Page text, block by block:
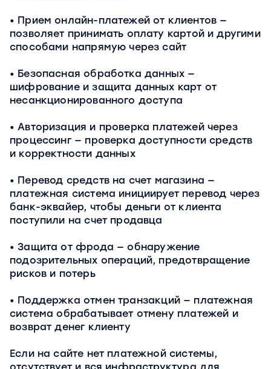
Прием онлайн-платежей от клиентов —
позволяет принимать оплату картой и другими
способами напрямую через сайт
Безопасная обработка данных —
шифрование и защита данных карт от
несанкционированного доступа
Авторизация и проверка платежей через
процессинг — проверка доступности средств
и корректности данных
Перевод средств на счет магазина —
платежная система инициирует перевод через
банк-эквайер, чтобы деньги от клиента
поступили на счет продавца
Защита от фрода — обнаружение
подозрительных операций, предотвращение
рисков и потерь
Поддержка отмен транзакций — платежная
система обрабатывает отмену платежей и
возврат денег клиенту
Если на сайте нет платежной системы,
отсутствует и вся инфраструктура для